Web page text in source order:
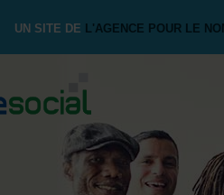
UN SITE DE L'AGENCE POUR LE